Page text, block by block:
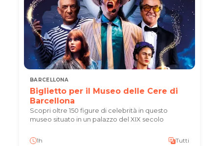
BARCELLONA
Biglietto per il Museo delle Cere di
Barcellona
Scopri oltre 150 figure di celebrità in questo
museo situato in un palazzo del XIX secolo
1h
Tutti